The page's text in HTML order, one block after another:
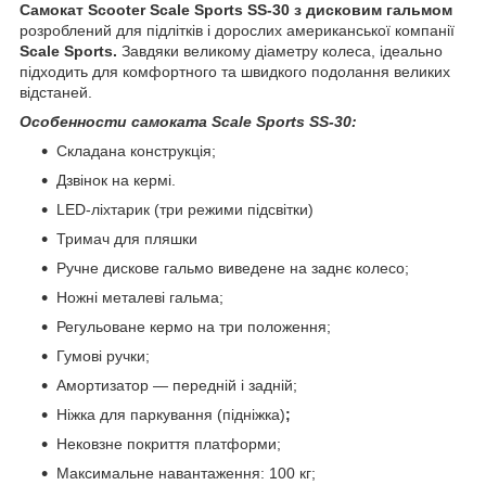
Самокат Scooter Scale Sports SS-30 з дисковим гальмом
розроблений для підлітків і дорослих американської компанії
Scale Sports. Завдяки великому діаметру колеса, ідеально
підходить для комфортного та швидкого подолання великих
відстаней.
Особенности самоката Scale Sports SS-30:
Складана конструкція;
Дзвінок на кермі.
LED-ліхтарик (три режими підсвітки)
Тримач для пляшки
Ручне дискове гальмо виведене на заднє колесо;
Ножні металеві гальма;
Регульоване кермо на три положення;
Гумові ручки;
Амортизатор — передній і задній;
Ніжка для паркування (підніжка);
Нековзне покриття платформи;
Максимальне навантаження: 100 кг;